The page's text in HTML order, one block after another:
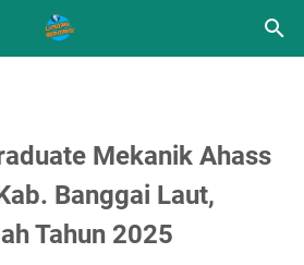
Mekanik Ahass
Banggai Laut,
Tahun 2025